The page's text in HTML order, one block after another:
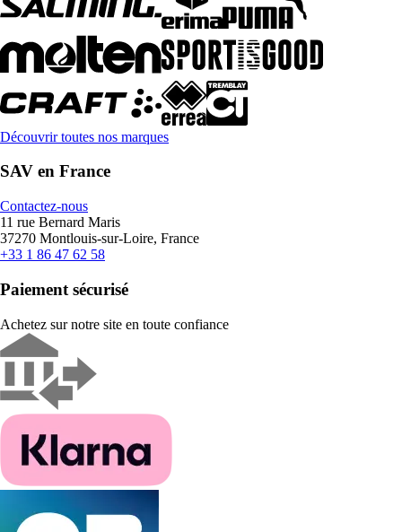
Découvrir toutes nos marques
SAV en France
Contactez-nous
11 rue Bernard Maris
37270 Montlouis-sur-Loire, France
+33 1 86 47 62 58
Paiement sécurisé
Achetez sur notre site en toute confiance